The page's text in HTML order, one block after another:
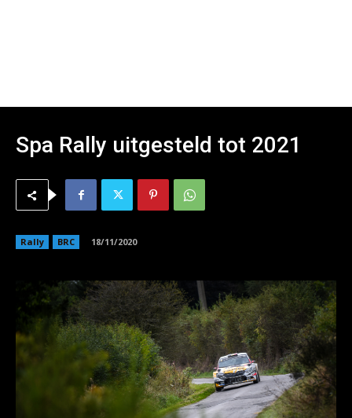
Spa Rally uitgesteld tot 2021
Rally BRC 18/11/2020